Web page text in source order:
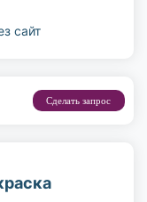
сайт
Сделать запрос